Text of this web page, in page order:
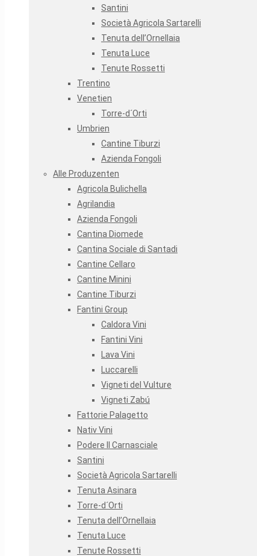
Santini
Società Agricola Sartarelli
Tenuta dell’Ornellaia
Tenuta Luce
Tenute Rossetti
Trentino
Venetien
Torre-d´Orti
Umbrien
Cantine Tiburzi
Azienda Fongoli
Alle Produzenten
Agricola Bulichella
Agrilandia
Azienda Fongoli
Cantina Diomede
Cantina Sociale di Santadi
Cantine Cellaro
Cantine Minini
Cantine Tiburzi
Fantini Group
Caldora Vini
Fantini Vini
Lava Vini
Luccarelli
Vigneti del Vulture
Vigneti Zabú
Fattorie Palagetto
Nativ Vini
Podere Il Carnasciale
Santini
Società Agricola Sartarelli
Tenuta Asinara
Torre-d´Orti
Tenuta dell’Ornellaia
Tenuta Luce
Tenute Rossetti